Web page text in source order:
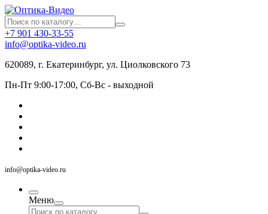
+7 901 430-33-55
info@optika-video.ru
620089, г. Екатеринбург, ул. Циолковского 73
Пн-Пт 9:00-17:00, Сб-Вс - выходной
info@optika-video.ru
Меню